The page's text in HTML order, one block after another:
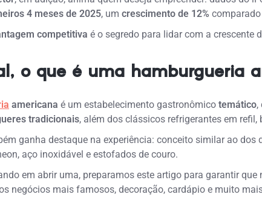
4 meses de 2025, um crescimento de 12%
competitiva é o segredo para lidar com a crescente
o que é uma hamburgueria
americana é um estabelecimento gastronômico temático,
tradicionais, além dos clássicos refrigerantes em
ganha destaque na experiência: conceito similar ao
aço inoxidável e estofados de couro.
em abrir uma, preparamos este artigo para garantir
negócios mais famosos, decoração, cardápio e muito